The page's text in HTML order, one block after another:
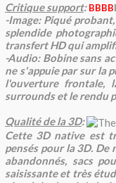
Critique support: BBBB
-Image: Piqué
splendide
transfert HD qui
-Audio: Bobine sans
ne s'appuie par sur la
l'ouverture frontale,
surrounds et le rendu
Qualité de la 3D:
Cette 3D native est
pensés pour la 3D.
abandonnés, sacs
saisissante et très